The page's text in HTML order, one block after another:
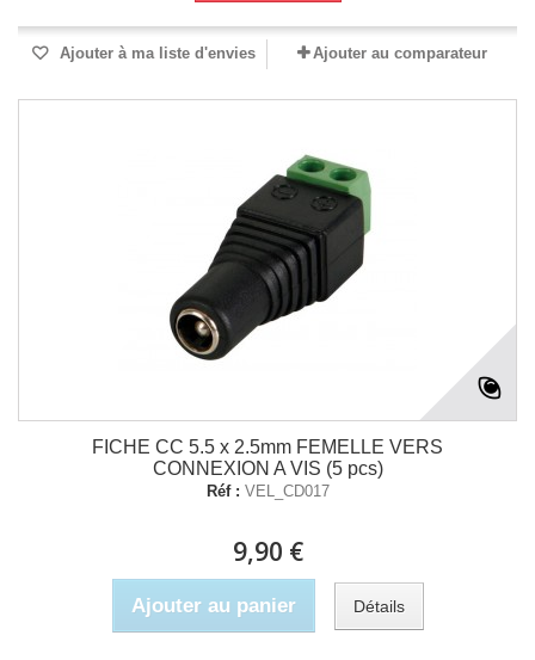
Ajouter à ma liste d'envies Ajouter au comparateur
FICHE CC 5.5 x 2.5mm FEMELLE VERS
CONNEXION A VIS (5 pcs)
Réf : VEL_CD017
9,90 €
Ajouter au panier Détails